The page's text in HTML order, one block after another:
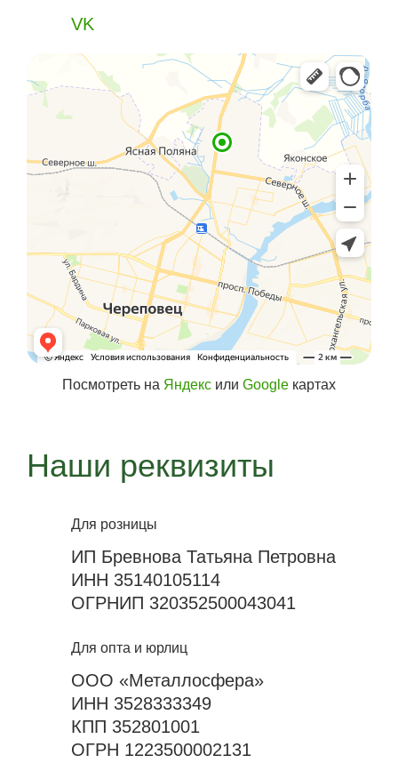
VK
Посмотреть на Яндекс или Google картах
Наши реквизиты
Для розницы
ИП Бревнова Татьяна Петровна
ИНН 35140105114
ОГРНИП 320352500043041
Для опта и юрлиц
ООО «Металлосфера»
ИНН 3528333349
КПП 352801001
ОГРН 1223500002131